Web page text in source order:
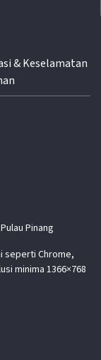
& Keselamatan
Pinang
seperti Chrome,
minima 1366×768